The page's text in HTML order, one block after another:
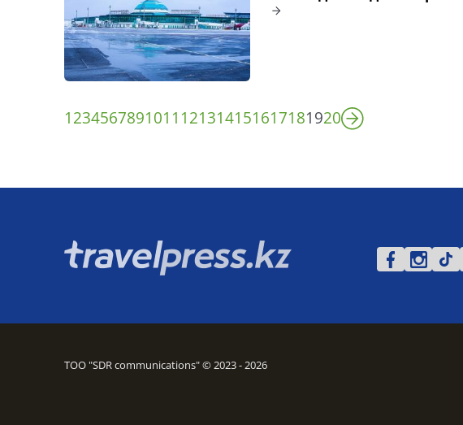
1234567891011 121314151617181920
ТОО "SDR communications" © 2023 - 2026